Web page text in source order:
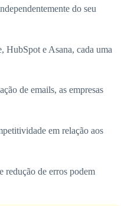
do seu
HubSpot e Asana, cada uma
de emails, as empresas
em relação aos
redução de erros podem